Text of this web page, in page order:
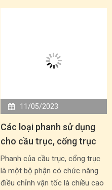
11/05/2023
Các loại phanh sử dụng
cho cầu trục, cổng trục
Phanh của cầu trục, cổng trục
là một bộ phận có chức năng
điều chỉnh vận tốc là chiều cao